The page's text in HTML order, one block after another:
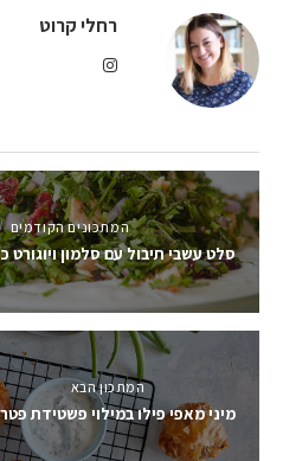
רחלי קרוט
המתכונים הקודמים
סלט עשבי תיבול עם סלמון
המתכון הבא
מיני מאפי פילו במילוי פשטידת